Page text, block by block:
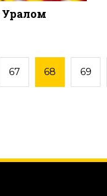
Уралом
67 68 69